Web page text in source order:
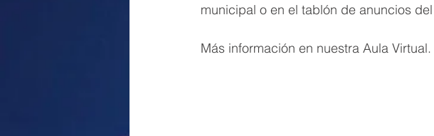
municipal o en el tablón de anuncios
Más información en nuestra Aula Virtual.